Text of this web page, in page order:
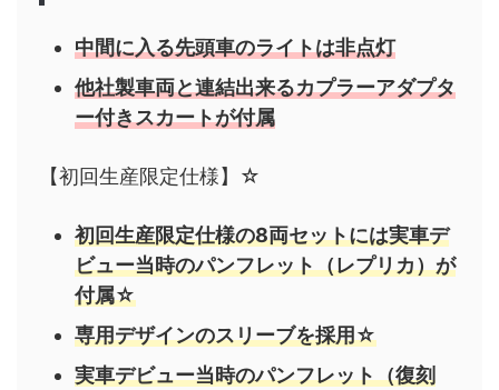
中間に入る先頭車のライトは非点灯
他社製車両と連結出来るカプラーアダプタ
ー付きスカートが付属
【初回生産限定仕様】☆
初回生産限定仕様の8両セットには実車デ
ビュー当時のパンフレット（レプリカ）が
付属☆
専用デザインのスリーブを採用☆
実車デビュー当時のパンフレット（復刻